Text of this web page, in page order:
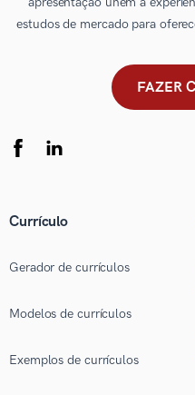
estudos de mercado para
FAZER
Currículo
Gerador de currículos
Modelos de currículos
Exemplos de currículos